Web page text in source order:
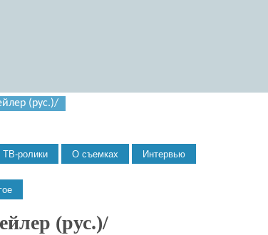
(рус.)/
(рус.)/